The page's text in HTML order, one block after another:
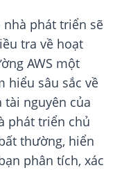
nhà phát triển sẽ
tra về hoạt
AWS một
hiểu sâu sắc về
tài nguyên của
phát triển chủ
thường, hiển
phân tích, xác